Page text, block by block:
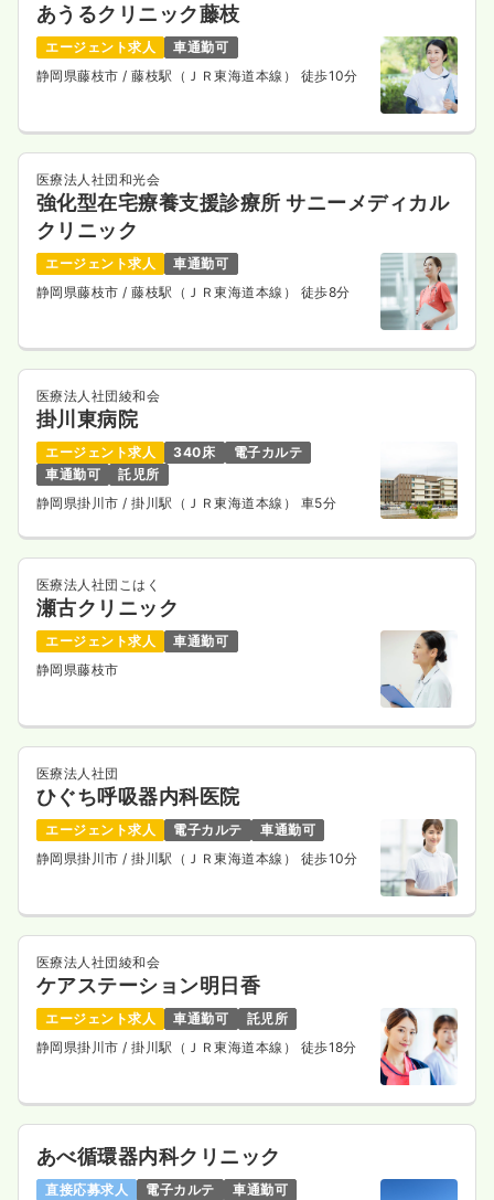
あうるクリニック藤枝
エージェント求人
車通勤可
静岡県藤枝市/ 藤枝駅（ＪＲ東海道本線） 徒歩10分
医療法人社団和光会
強化型在宅療養支援診療所 サニーメディカル
クリニック
エージェント求人
車通勤可
静岡県藤枝市/ 藤枝駅（ＪＲ東海道本線） 徒歩8分
医療法人社団綾和会
掛川東病院
エージェント求人 340床
電子カルテ
車通勤可
託児所
静岡県掛川市/ 掛川駅（ＪＲ東海道本線） 車5分
医療法人社団こはく
瀬古クリニック
エージェント求人
車通勤可
静岡県藤枝市
医療法人社団
ひぐち呼吸器内科医院
エージェント求人 電子カルテ
車通勤可
静岡県掛川市/ 掛川駅（ＪＲ東海道本線） 徒歩10分
医療法人社団綾和会
ケアステーション明日香
エージェント求人 車通勤可
託児所
静岡県掛川市/ 掛川駅（ＪＲ東海道本線） 徒歩18分
あべ循環器内科クリニック
直接応募求人 電子カルテ 車通勤可